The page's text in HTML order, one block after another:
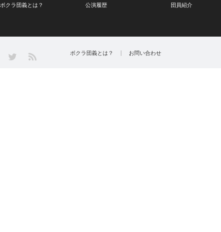
ボクラ団義とは？ 公演履歴 団員紹介
Twitter ボクラ団義とは？ お問い合わせ